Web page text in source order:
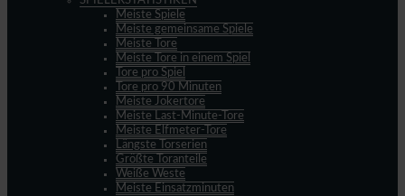
Meiste Spiele
Meiste gemeinsame Spiele
Meiste Tore
Meiste Tore in einem Spiel
Tore pro Spiel
Tore pro 90 Minuten
Meiste Jokertore
Meiste Last-Minute-Tore
Meiste Elfmeter-Tore
Längste Torserien
Größte Toranteile
Weiße Weste
Meiste Einsatzminuten